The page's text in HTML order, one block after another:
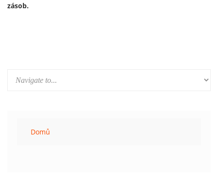
prostředků německého obranného rozpočtu a evropských
Domů